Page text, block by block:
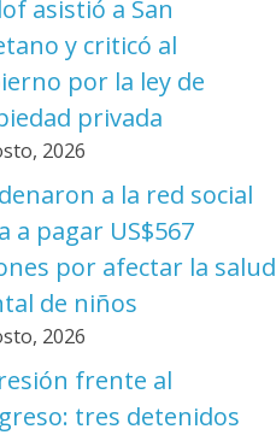
asistió a San
y criticó al
por la ley de
privada
2026
a la red social
a pagar US$567
por afectar la salud
de niños
2026
frente al
tres detenidos